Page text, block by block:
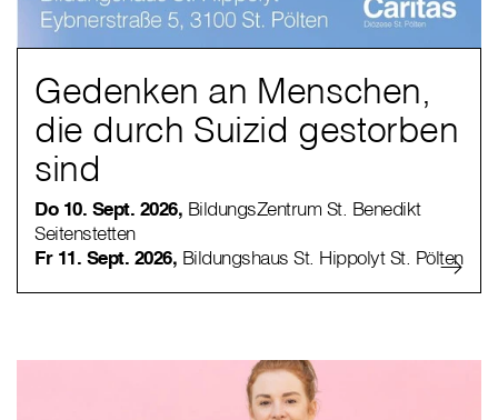
Gedenken an Menschen,
die durch Suizid gestorben
sind
Do 10. Sept. 2026, BildungsZentrum St. Benedikt
Seitenstetten
Fr 11. Sept. 2026, Bildungshaus St. Hippolyt St. Pölten